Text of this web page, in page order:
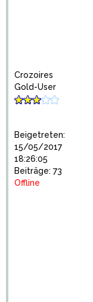
Crozoires
Gold-User
Beigetreten:
15/05/2017
18:26:05
Beiträge: 73
Offline